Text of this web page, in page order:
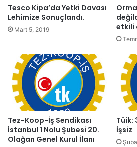
Tesco Kipa’da Yetki Davası
Lehimize Sonuçlandı.
Mart 5, 2019
etkili
Tez-Koop-İş Sendikası
İstanbul 1 Nolu Şubesi 20.
Olağan Genel Kurul İlanı
Tüik:
İşsiz